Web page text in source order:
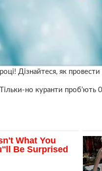
Дізнайтеся, як
но куранти проб’ють